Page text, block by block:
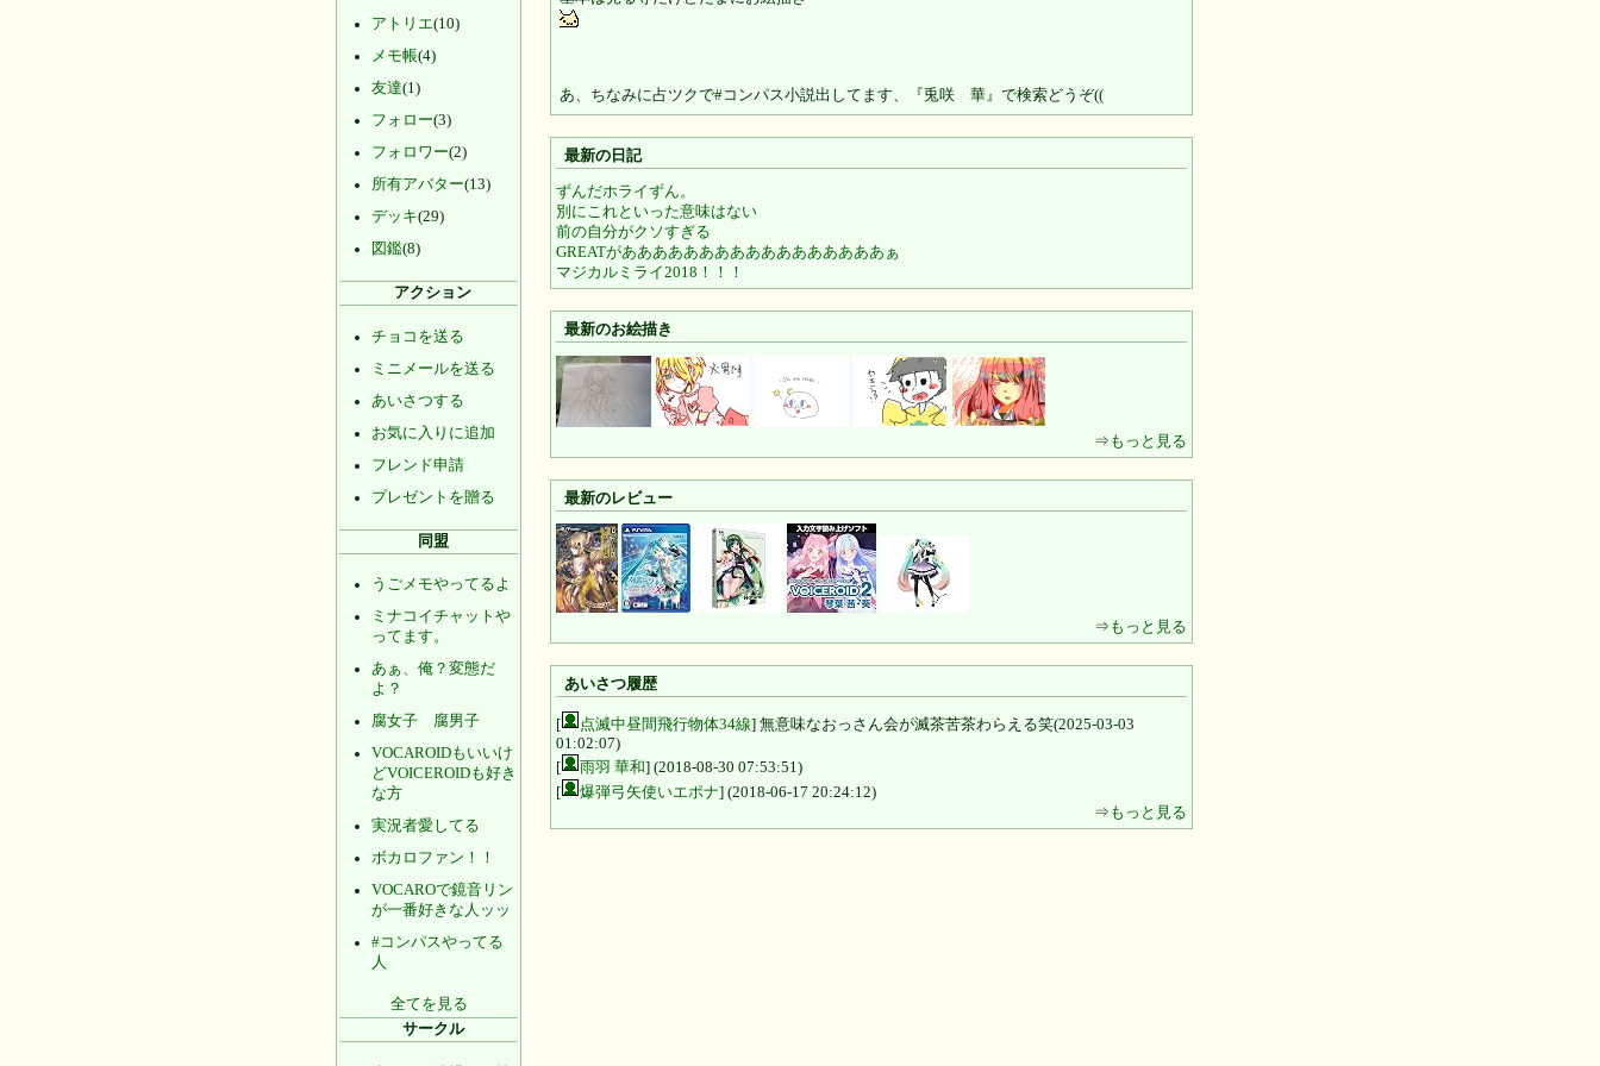
アトリエ(10)
メモ帳(4)
友達(1)
フォロー(3)
フォロワー(2)
所有アバター(13)
デッキ(29)
図鑑(8)
アクション
チョコを送る
ミニメールを送る
あいさつする
お気に入りに追加
フレンド申請
プレゼントを贈る
同盟
うごメモやってるよ
ミナコイチャットや
ってます。
あぁ、俺？変態だ
よ？
腐女子 腐男子
VOCAROIDもいいけ
どVOICEROIDも好き
な方
実況者愛してる
ボカロファン！！
VOCAROで鏡音リン
が一番好きな人ッッ
#コンパスやってる
人
全てを見る
サークル
あ、ちなみに占ツクで#コンパス小説出してます、『兎咲 華』で検索どうぞ((
最新の日記
ずんだホライずん。
別にこれといった意味はない
前の自分がクソすぎる
GREATがあああああああああああああああああぁ
マジカルミライ2018！！！
最新のお絵描き
⇒ もっと見る
最新のレビュー
⇒ もっと見る
あいさつ履歴
[ 点滅中昼間飛行物体34線] 無意味なおっさん会が滅茶苦茶わらえる笑(2025-03-03
01:02:07)
[
雨羽 華和] (2018-08-30 07:53:51)
[
爆弾弓矢使いエポナ] (2018-06-17 20:24:12)
⇒ もっと見る